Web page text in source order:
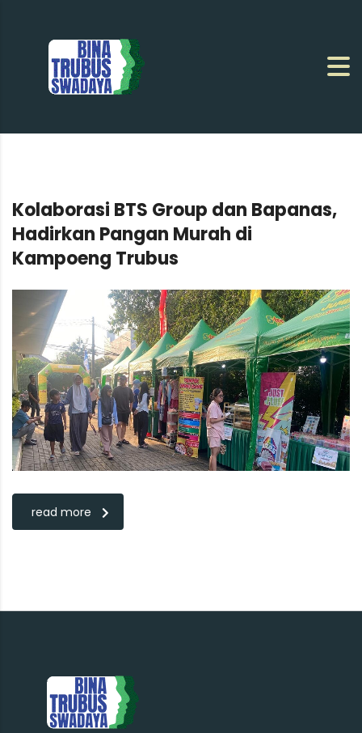
Kolaborasi BTS Group dan Bapanas,
Hadirkan Pangan Murah di
Kampoeng Trubus
read more